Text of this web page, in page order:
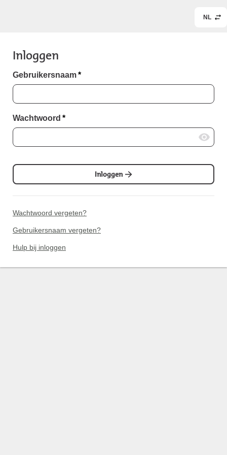
NL
Inloggen
Gebruikersnaam*
Wachtwoord *
Inloggen
Wachtwoord vergeten?
Gebruikersnaam vergeten?
Hulp bij inloggen